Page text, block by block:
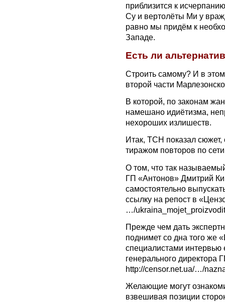
приблизится к
Су и вертолёты Ми у
равно мы придём к
Западе.
Есть ли
Строить самому? И в
второй части
В которой, по законам
намешано идиётизма,
нехороших излишеств.
Итак, ТСН показал
тиражом повторов по
О том, что так
ГП «Антонов» Дмитрий
самостоятельно
ссылку на репост в
…/
Прежде чем дать
поднимет со дна того же
специалистами интервью
генерального директора
http://censor.net.ua/…/
Желающие могут
взвешивая позиции